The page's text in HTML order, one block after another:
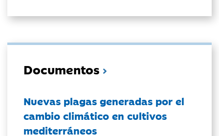
Documentos
Nuevas plagas generadas por el
cambio climático en cultivos
mediterráneos